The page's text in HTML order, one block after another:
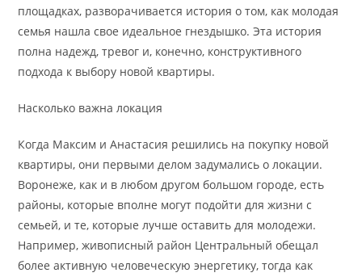
площадках, разворачивается история о том, как молодая
семья нашла свое идеальное гнездышко. Эта история
полна надежд, тревог и, конечно, конструктивного
подхода к выбору новой квартиры.
Насколько важна локация
Когда Максим и Анастасия решились на покупку новой
квартиры, они первыми делом задумались о локации.
Воронеже, как и в любом другом большом городе, есть
районы, которые вполне могут подойти для жизни с
семьей, и те, которые лучше оставить для молодежи.
Например, живописный район Центральный обещал
более активную человеческую энергетику, тогда как